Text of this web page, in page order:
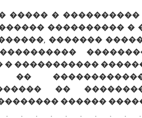
����� �
���������� �
�������
� �����������
��
��
������